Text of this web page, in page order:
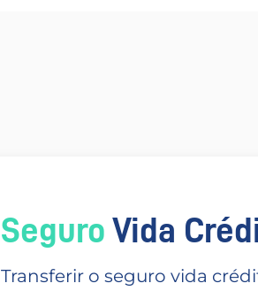
Seguro Vida
Transferir o seguro vida